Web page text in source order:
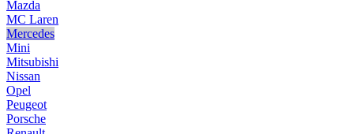
Mazda
MC Laren
Mercedes
Mini
Mitsubishi
Nissan
Opel
Peugeot
Porsche